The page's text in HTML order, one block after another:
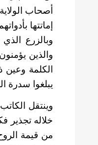
أصحاب
إماتتها
وبالزرع
والذين
الكلمة وعين
يبلغوا سدرة
وينتقل
خلاله تجذير
من قيمة